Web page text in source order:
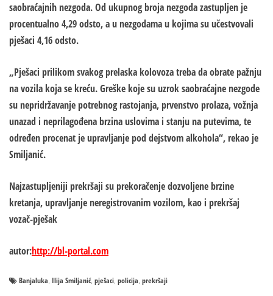
saobraćajnih nezgoda. Od ukupnog broja nezgoda zastupljen je
procentualno 4,29 odsto, a u nezgodama u kojima su učestvovali
pješaci 4,16 odsto.
„Pješaci prilikom svakog prelaska kolovoza treba da obrate pažnju
na vozila koja se kreću. Greške koje su uzrok saobraćajne nezgode
su nepridržavanje potrebnog rastojanja, prvenstvo prolaza, vožnja
unazad i neprilagođena brzina uslovima i stanju na putevima, te
određen procenat je upravljanje pod dejstvom alkohola“, rekao je
Smiljanić.
Najzastupljeniji prekršaji su prekoračenje dozvoljene brzine
kretanja, upravljanje neregistrovanim vozilom, kao i prekršaj
vozač-pješak
autor:http://bl-portal.com
Banjaluka, Ilija Smiljanić, pješaci, policija, prekršaji